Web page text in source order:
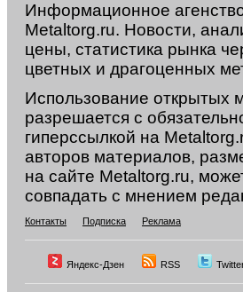
Информационное
Metaltorg.ru. Новости,
цены, статистика рынка
цветных и драгоценных
Использование открытых
разрешается с
гиперссылкой на
авторов материалов,
на сайте Metaltorg.ru,
совпадать с мнением
Контакты Подписка Реклама
Яндекс-Дзен RSS